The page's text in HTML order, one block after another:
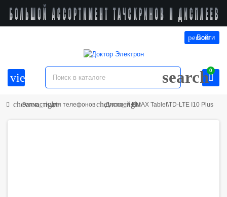
view_headline search
person
Войти
0
chevron_right
Запчасти для телефоновchevron_right
Дисплей BMAX Tablet\TD-LTE I10 Plus